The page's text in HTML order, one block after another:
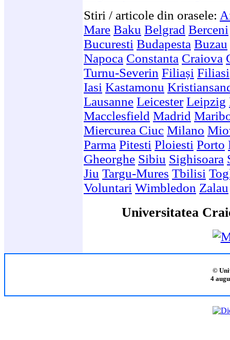
Stiri / articole din orasele:
Mare Baku Belgrad Berceni
Bucuresti Budapesta Buzau
Napoca Constanta Craiova
Turnu-Severin Filiași Filiasi
Iasi Kastamonu
Lausanne Leicester Leipzig
Macclesfield Madrid
Miercurea Ciuc Milano
Parma Pitesti Ploiesti Porto
Gheorghe Sibiu Sighisoara
Jiu Targu-Mures Tbilisi
Voluntari Wimbledon Zalau
Universitatea
©
4